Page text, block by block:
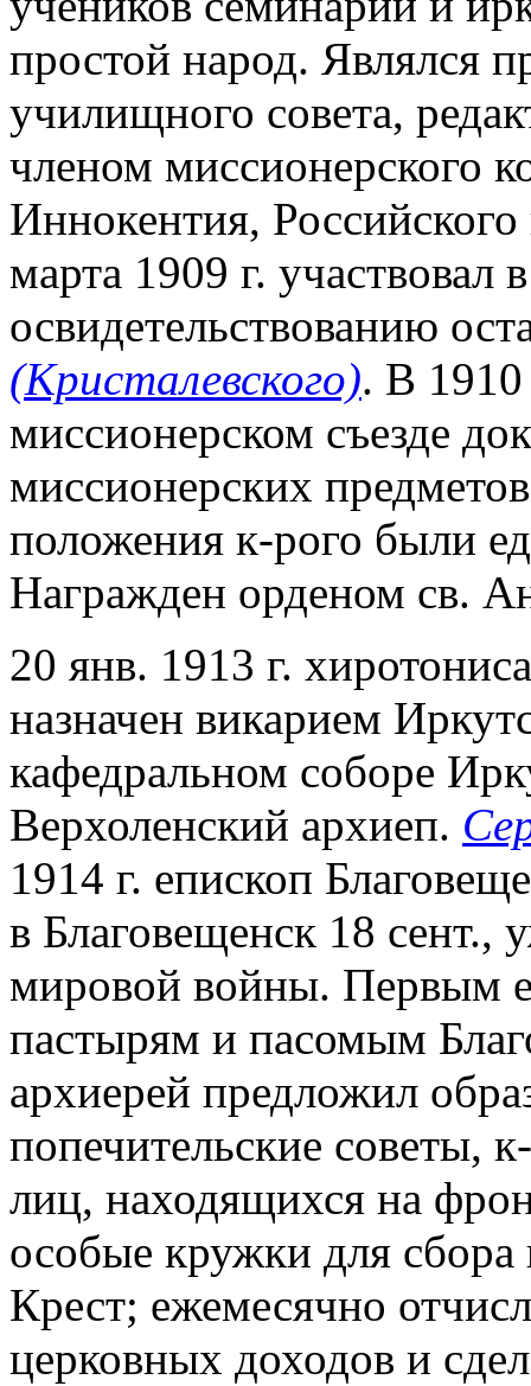
простой народ. Являлся
училищного совета,
членом миссионерского
Иннокентия,
марта 1909 г. участвовал
освидетельствованию
(Кристалевского). В 1910
миссионерском съезде
миссионерских
положения к-рого были
Награжден орденом св.
20 янв. 1913 г.
назначен викарием
кафедральном соборе
Верхоленский архиеп.
1914 г. епископ
в Благовещенск 18 сент.,
мировой войны. Первым
пастырям и пасомым
архиерей предложил
попечительские советы,
лиц, находящихся на
особые кружки для
Крест; ежемесячно
церковных доходов и